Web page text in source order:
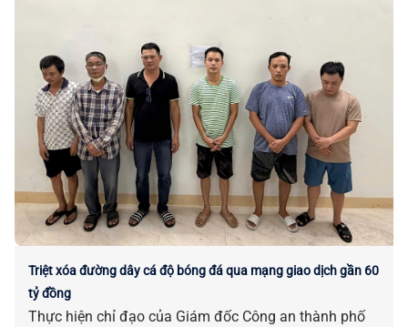
Triệt xóa đường dây cá độ bóng đá qua mạng giao dịch gần 60
tỷ đồng
Thực hiện chỉ đạo của Giám đốc Công an thành phố